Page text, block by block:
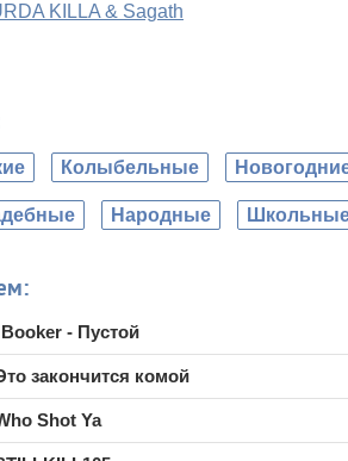
KILLA & Sagath
Колыбельные
Народные
- Пустой
закончится комой
Shot Ya